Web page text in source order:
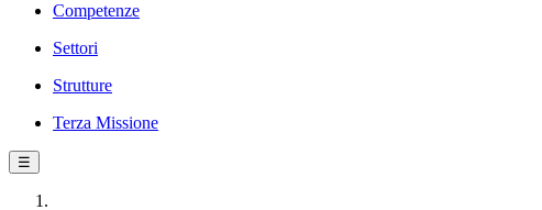
Competenze
Settori
Strutture
Terza Missione
☰